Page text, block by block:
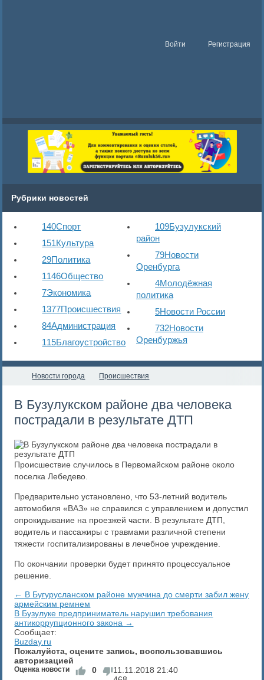
Войти Регистрация
Рубрики новостей
140Спорт
151Культура
29Политика
1146Общество
7Экономика
1377Происшествия
84Администрация
115Благоустройство
109Бузулукский
район
79Новости
Оренбурга
4Молодёжная
политика
5Новости России
732Новости
Оренбуржья
Новости города Происшествия
В Бузулукском районе два человека
пострадали в результате ДТП
Происшествие случилось в Первомайском районе около
поселка Лебедево.
Предварительно установлено, что 53-летний водитель
автомобиля «ВАЗ» не справился с управлением и допустил
опрокидывание на проезжей части. В результате ДТП,
водитель и пассажиры с травмами различной степени
тяжести госпитализированы в лечебное учреждение.
По окончании проверки будет принято процессуальное
решение.
← В Бугурусланском районе мужчина до смерти забил жену
армейским ремнем
В Бузулуке предприниматель нарушил требования
антикоррупционного закона →
Сообщает:
Buzday.ru
Пожалуйста, оцените запись, воспользовавшись
авторизацией
Оценка новости 0 11.11.2018 21:40